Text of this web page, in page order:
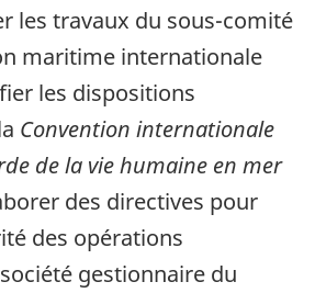
les travaux du sous-comité
maritime internationale
les dispositions
Convention internationale
de la vie humaine en mer
des directives pour
des opérations
gestionnaire du